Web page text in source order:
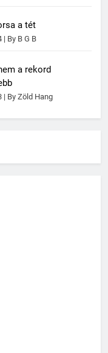
a tét
By B G B
a rekord
By Zöld Hang